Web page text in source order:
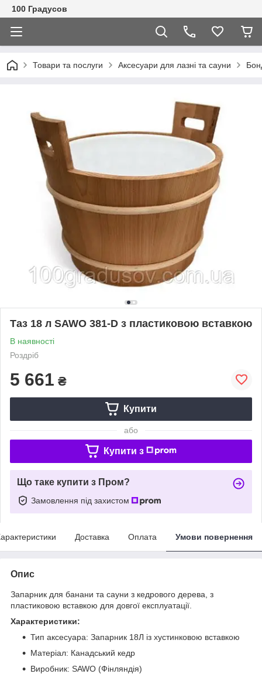
100 Градусов
Товари та послуги Аксесуари для лазні та сауни
Таз 18 л SAWO 381-D з пластиковою вставкою
В наявності
Роздріб
5 661 ₴
Купити
або
Купити з
Що таке купити з Пром?
Замовлення під захистом
Доставка Оплата Умови повернення
Опис
Запарник для банани та сауни з кедрового дерева, з
пластиковою вставкою для довгої експлуатації.
Характеристики:
Тип аксесуара: Запарник 18Л із хустинковою вставкою
Матеріал: Канадський кедр
Виробник: SAWO (Фінляндія)